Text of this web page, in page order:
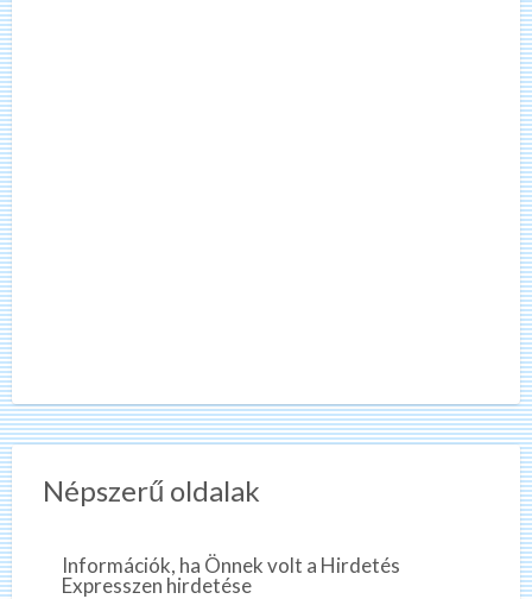
Népszerű oldalak
Információk, ha Önnek volt a Hirdetés
Expresszen hirdetése